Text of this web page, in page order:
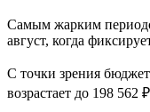
Самым жарким
август, когда
С точки зрения
возрастает до 198 562